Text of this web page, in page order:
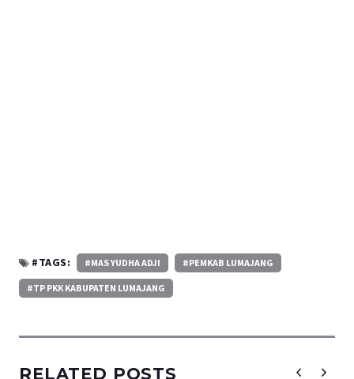
#TAGS: #MAS YUDHA ADJI #PEMKAB LUMAJANG
#TP PKK KABUPATEN LUMAJANG
RELATED POSTS